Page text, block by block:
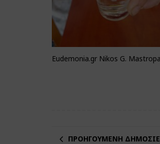
Eudemonia.gr Nikos G.
ΠΡΟΗΓΟΎΜΕΝΗ